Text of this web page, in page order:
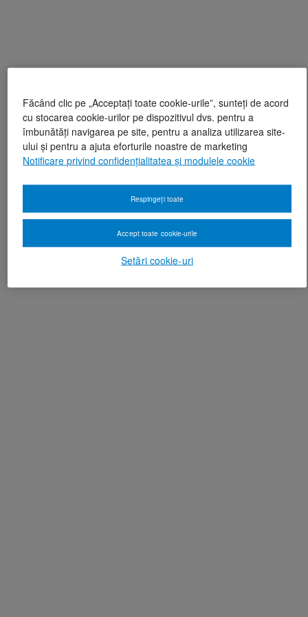
Făcând clic pe „Acceptați toate cookie-urile”, sunteți de acord
cu stocarea cookie-urilor pe dispozitivul dvs. pentru a
îmbunătăți navigarea pe site, pentru a analiza utilizarea site-
ului și pentru a ajuta eforturile noastre de marketing
Notificare privind confidențialitatea și modulele cookie
Setări cookie-uri
Respingeți toate
Accept toate cookie-urile